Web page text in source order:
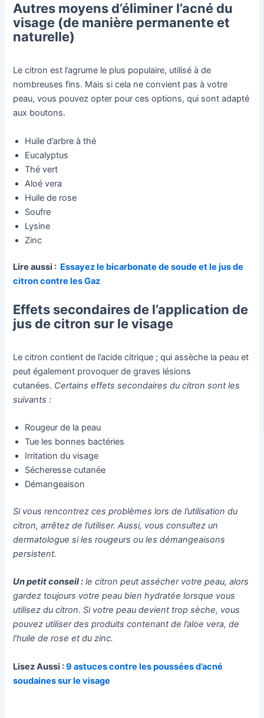
Autres moyens d’éliminer l’acné du
visage (de manière permanente et
naturelle)
Le citron est l’agrume le plus populaire, utilisé à de
nombreuses fins. Mais si cela ne convient pas à votre
peau, vous pouvez opter pour ces options, qui sont adapté
aux boutons.
Huile d’arbre à thé
Eucalyptus
Thé vert
Aloé vera
Huile de rose
Soufre
Lysine
Zinc
Lire aussi : Essayez le bicarbonate de soude et le jus de
citron contre les Gaz
Effets secondaires de l’application de
jus de citron sur le visage
Le citron contient de l’acide citrique ; qui assèche la peau et
peut également provoquer de graves lésions
cutanées. Certains effets secondaires du citron sont les
suivants :
Rougeur de la peau
Tue les bonnes bactéries
Irritation du visage
Sécheresse cutanée
Démangeaison
Si vous rencontrez ces problèmes lors de l’utilisation du
citron, arrêtez de l’utiliser. Aussi, vous consultez un
dermatologue si les rougeurs ou les démangeaisons
persistent.
Un petit conseil : le citron peut assécher votre peau, alors
gardez toujours votre peau bien hydratée lorsque vous
utilisez du citron. Si votre peau devient trop sèche, vous
pouvez utiliser des produits contenant de l’aloe vera, de
l’huile de rose et du zinc.
Lisez Aussi :9 astuces contre les poussées d’acné
soudaines sur le visage